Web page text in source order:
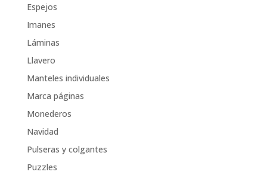
Espejos
Imanes
Láminas
Llavero
Manteles individuales
Marca páginas
Monederos
Navidad
Pulseras y colgantes
Puzzles